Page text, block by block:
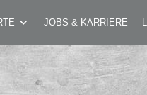
JOBS & KARRIERE